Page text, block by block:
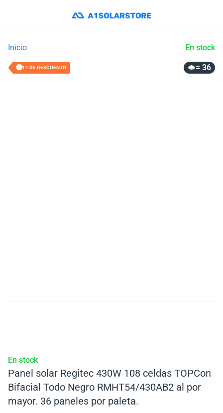
Inicio En stock
41% DE DESCUENTO = 36
En stock
Panel solar Regitec 430W 108 celdas TOPCon
Bifacial Todo Negro RMHT54/430AB2 al por
mayor. 36 paneles por paleta.